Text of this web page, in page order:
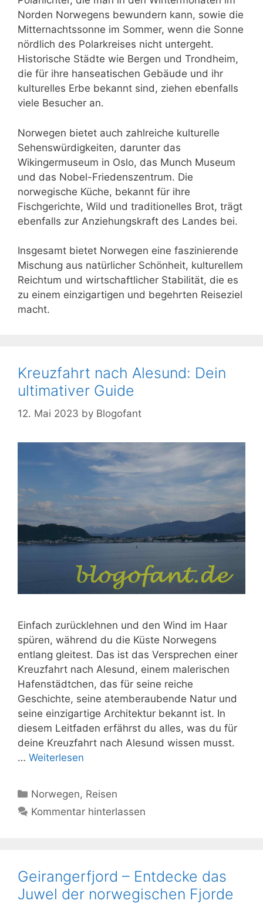
Norden Norwegens bewundern kann, sowie die
Mitternachtssonne im Sommer, wenn die Sonne
nördlich des Polarkreises nicht untergeht.
Historische Städte wie Bergen und Trondheim,
die für ihre hanseatischen Gebäude und ihr
kulturelles Erbe bekannt sind, ziehen ebenfalls
viele Besucher an.
Norwegen bietet auch zahlreiche kulturelle
Sehenswürdigkeiten, darunter das
Wikingermuseum in Oslo, das Munch Museum
und das Nobel-Friedenszentrum. Die
norwegische Küche, bekannt für ihre
Fischgerichte, Wild und traditionelles Brot, trägt
ebenfalls zur Anziehungskraft des Landes bei.
Insgesamt bietet Norwegen eine faszinierende
Mischung aus natürlicher Schönheit, kulturellem
Reichtum und wirtschaftlicher Stabilität, die es
zu einem einzigartigen und begehrten Reiseziel
macht.
Kreuzfahrt nach Alesund: Dein
ultimativer Guide
12. Mai 2023 by Blogofant
Einfach zurücklehnen und den Wind im Haar
spüren, während du die Küste Norwegens
entlang gleitest. Das ist das Versprechen einer
Kreuzfahrt nach Alesund, einem malerischen
Hafenstädtchen, das für seine reiche
Geschichte, seine atemberaubende Natur und
seine einzigartige Architektur bekannt ist. In
diesem Leitfaden erfährst du alles, was du für
deine Kreuzfahrt nach Alesund wissen musst.
… Weiterlesen
Kategorien
Norwegen, Reisen
Kommentar hinterlassen
Geirangerfjord – Entdecke das
Juwel der norwegischen Fjorde